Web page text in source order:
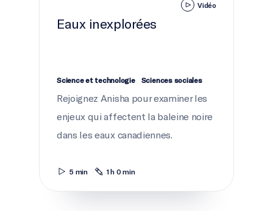
Vidéo
Eaux inexplorées
Science et technologie Sciences sociales
Rejoignez Anisha pour examiner les
enjeux qui affectent la baleine noire
dans les eaux canadiennes.
5 min 1 h 0 min